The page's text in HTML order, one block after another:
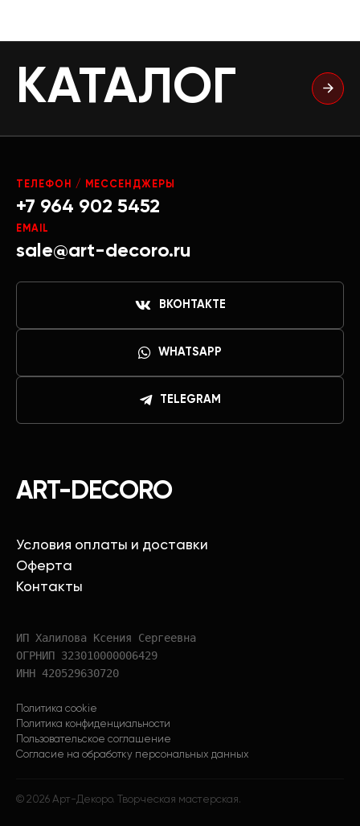
КАТАЛОГ
ART-DECORO
Условия оплаты и доставки
Оферта
Контакты
ИП Халилова Ксения Сергеевна
ОГРНИП 323010000006429
ИНН 420529630720
Политика cookie
Политика конфиденциальности
Пользовательское соглашение
Согласие на обработку персональных данных
© 2026 Арт-Декоро. Творческая мастерская.
ТЕЛЕФОН / МЕССЕНДЖЕРЫ
+7 964 902 5452
EMAIL
sale@art-decoro.ru
ВКОНТАКТЕ
WHATSAPP
TELEGRAM